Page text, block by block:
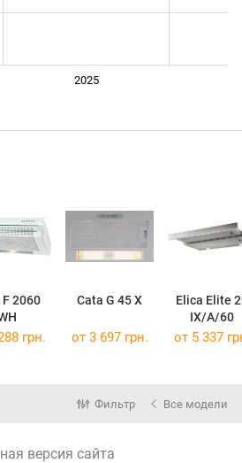
2025
2060
Cata G 45 X
Elica Elite
IX/A/60
грн. от 3 697 грн. от 5 337
Фильтр Все модели
версия сайта